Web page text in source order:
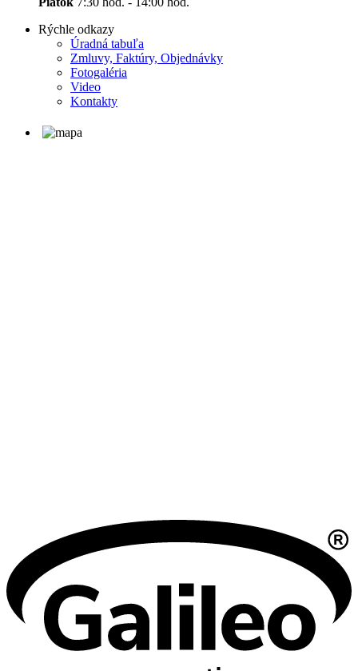
Rýchle odkazy
Úradná tabuľa
Zmluvy, Faktúry, Objednávky
Fotogaléria
Video
Kontakty